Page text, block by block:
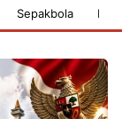
Sepakbola